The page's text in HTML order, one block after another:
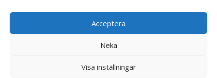
Acceptera
Neka
Visa inställningar
Aktuellt
Referenser